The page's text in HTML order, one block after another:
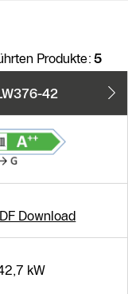
Produkte: 5
42
Download
kW